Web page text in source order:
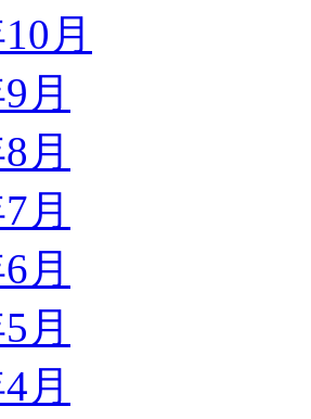
月
月
月
月
月
月
月